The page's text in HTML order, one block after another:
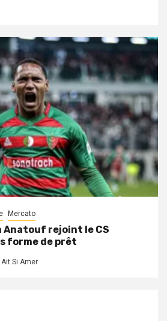
Mercato
Anatouf rejoint le CS
forme de prêt
Si Amer